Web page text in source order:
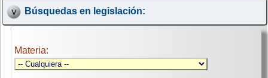
Búsquedas en legislación:
Materia: